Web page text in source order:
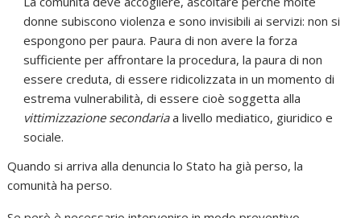
donne subiscono violenza e sono invisibili ai servizi: non si
espongono per paura. Paura di non avere la forza
sufficiente per affrontare la procedura, la paura di non
essere creduta, di essere ridicolizzata in un momento di
estrema vulnerabilità, di essere cioè soggetta alla
vittimizzazione secondariaa livello mediatico, giuridico e
sociale.
Quando si arriva alla denuncia lo Stato ha già perso, la
comunità ha perso.